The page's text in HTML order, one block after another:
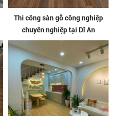
Thi công sàn gỗ công nghiệp
chuyên nghiệp tại Dĩ An